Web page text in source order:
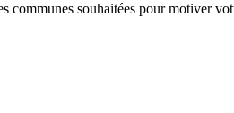
communes souhaitées pour motiver